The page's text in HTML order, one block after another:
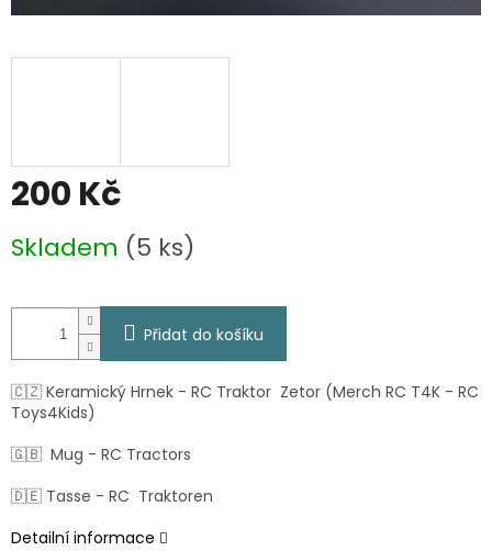
200 Kč
cena:
Skladem (5 ks)
Přidat do košíku
🇨🇿 Keramický Hrnek - RC Traktor Zetor (Merch RC T4K - RC
Toys4Kids)
🇬🇧 Mug - RC Tractors
🇩🇪 Tasse - RC Traktoren
Detailní informace